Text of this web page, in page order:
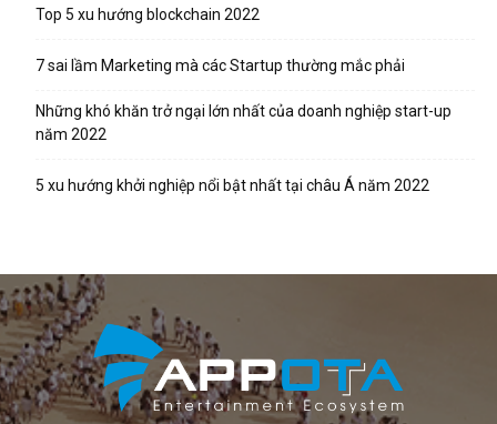
Top 5 xu hướng blockchain 2022
7 sai lầm Marketing mà các Startup thường mắc phải
Những khó khăn trở ngại lớn nhất của doanh nghiệp start-up
năm 2022
5 xu hướng khởi nghiệp nổi bật nhất tại châu Á năm 2022